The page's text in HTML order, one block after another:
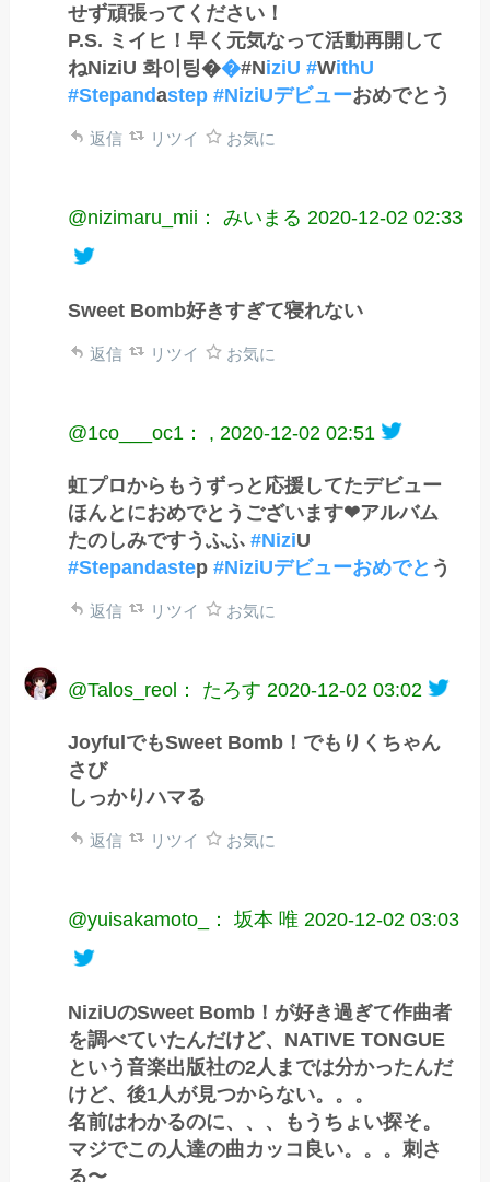
せず頑張ってください！
P.S. ミイヒ！早く元気なって活動再開して
ねNiziU 화이팅��#NiziU #WithU
#Stepandastep #NiziUデビューおめでとう
返信 リツイ お気に
@nizimaru_mii： みいまる 2020-12-02 02:33
Sweet Bomb好きすぎて寝れない
返信 リツイ お気に
@1co___oc1： , 2020-12-02 02:51
虹プロからもうずっと応援してたデビュー
ほんとにおめでとうございます❤︎アルバム
たのしみですうふふ #NiziU
#Stepandastep #NiziUデビューおめでと う
返信 リツイ お気に
@Talos_reol： たろす 2020-12-02 03:02
JoyfulでもSweet Bomb！でもりくちゃん
さび
しっかりハマる
返信 リツイ お気に
@yuisakamoto_： 坂本 唯 2020-12-02 03:03
NiziUのSweet Bomb！が好き過ぎて作曲者
を調べていたんだけど、NATIVE TONGUE
という音楽出版社の2人までは分かったんだ
けど、後1人が見つからない。。。
名前はわかるのに、、、もうちょい探そ。
マジでこの人達の曲カッコ良い。。。刺さ
る〜